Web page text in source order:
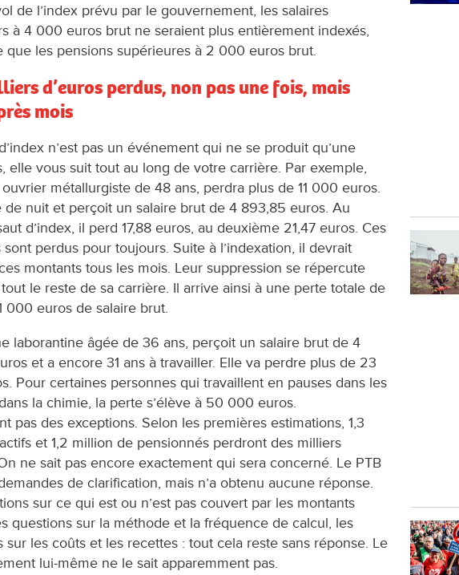
de l’index prévu par le gouvernement, les salaires
à 4 000 euros brut ne seraient plus entièrement indexés,
que les pensions supérieures à 2 000 euros brut.
d’euros perdus, non pas une fois, mais
mois
n’est pas un événement qui ne se produit qu’une
elle vous suit tout au long de votre carrière. Par exemple,
métallurgiste de 48 ans, perdra plus de 11 000 euros.
de nuit et perçoit un salaire brut de 4 893,85 euros. Au
d’index, il perd 17,88 euros, au deuxième 21,47 euros. Ces
sont perdus pour toujours. Suite à l’indexation, il devrait
montants tous les mois. Leur suppression se répercute
le reste de sa carrière. Il arrive ainsi à une perte totale de
000 euros de salaire brut.
laborantine âgée de 36 ans, perçoit un salaire brut de 4
et a encore 31 ans à travailler. Elle va perdre plus de 23
Pour certaines personnes qui travaillent en pauses dans les
la chimie, la perte s’élève à 50 000 euros.
pas des exceptions. Selon les premières estimations, 1,3
et 1,2 million de pensionnés perdront des milliers
ne sait pas encore exactement qui sera concerné. Le PTB
de clarification, mais n’a obtenu aucune réponse.
sur ce qui est ou n’est pas couvert par les montants
questions sur la méthode et la fréquence de calcul, les
sur les coûts et les recettes : tout cela reste sans réponse. Le
lui-même ne le sait apparemment pas.